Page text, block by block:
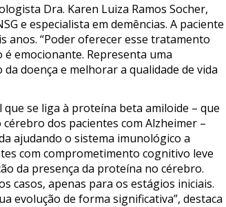
Dra. Karen Luiza Ramos Socher,
e especialista em demências. A paciente
anos. “Poder oferecer esse tratamento
emocionante. Representa uma
doença e melhorar a qualidade de vida
se liga à proteína beta amiloide – que
dos pacientes com Alzheimer –
ajudando o sistema imunológico a
com comprometimento cognitivo leve
da presença da proteína no cérebro.
casos, apenas para os estágios iniciais.
evolução de forma significativa”, destaca